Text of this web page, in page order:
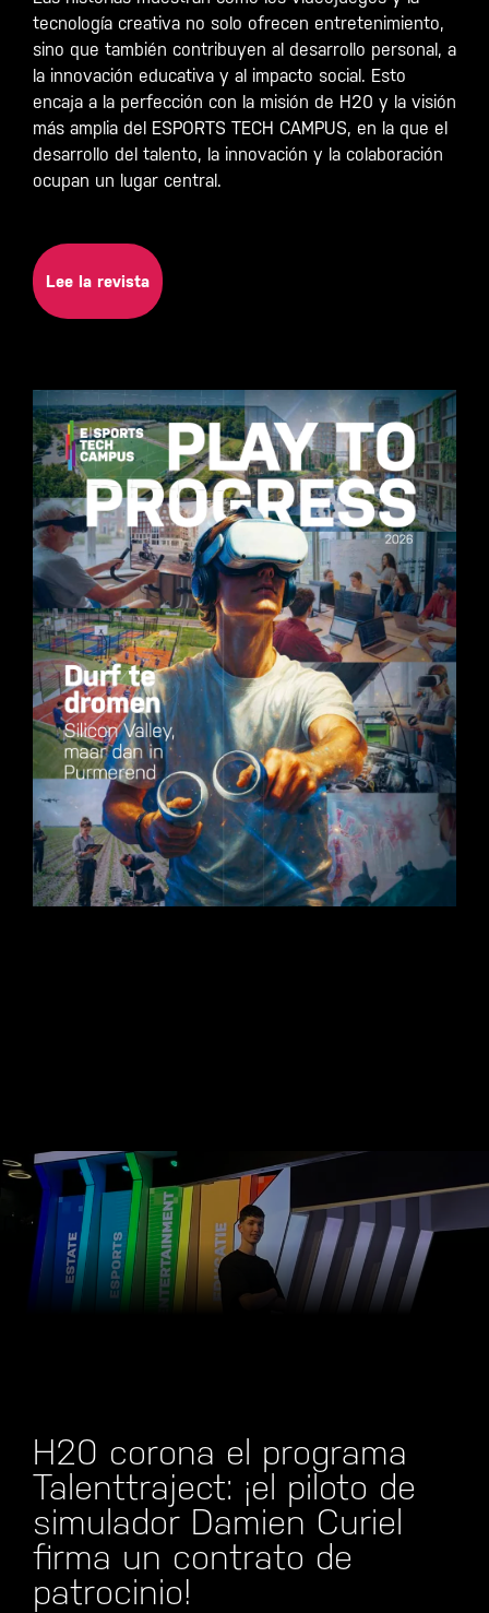
tecnología creativa no solo ofrecen entretenimiento,
sino que también contribuyen al desarrollo personal, a
la innovación educativa y al impacto social. Esto
encaja a la perfección con la misión de H20 y la visión
más amplia del ESPORTS TECH CAMPUS, en la que el
desarrollo del talento, la innovación y la colaboración
ocupan un lugar central.
Lee la revista
H20 corona el programa
Talenttraject: ¡el piloto de
simulador Damien Curiel
firma un contrato de
patrocinio!